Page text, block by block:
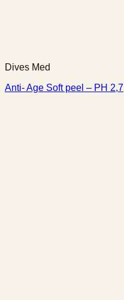
Dives Med
Anti- Age Soft peel – PH 2,7